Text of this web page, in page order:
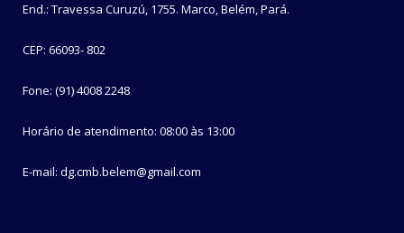
End.: Travessa Curuzú, 1755. Marco, Belém, Pará.
CEP: 66093- 802
Fone: (91) 4008 2248
Horário de atendimento: 08:00 às 13:00
E-mail: dg.cmb.belem@gmail.com